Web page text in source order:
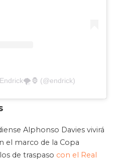
(@endrick)
Alphonso Davies vivirá
el marco de la Copa
de traspaso con el Real